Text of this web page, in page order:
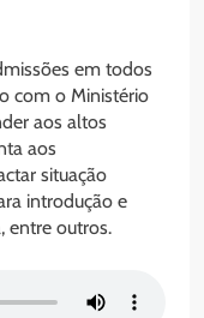
em todos
com o Ministério
aos altos
aos
situação
introdução e
entre outros.